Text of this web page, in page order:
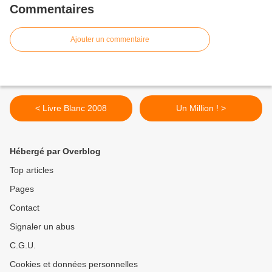
Commentaires
Ajouter un commentaire
< Livre Blanc 2008 Un Million ! >
Hébergé par Overblog
Top articles
Pages
Contact
Signaler un abus
C.G.U.
Cookies et données personnelles